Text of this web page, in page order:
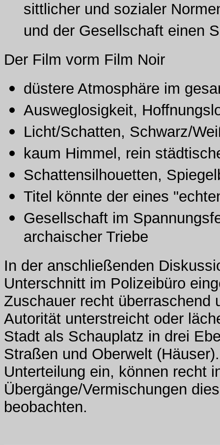
sittlicher und sozialer
und der Gesellschaft einen
Der Film vorm Film Noir
düstere Atmosphäre im
Ausweglosigkeit,
Licht/Schatten, Schwarz/
kaum Himmel, rein
Schattensilhouetten,
Titel könnte der eines
Gesellschaft im
archaischer Triebe
In der anschließenden
Unterschnitt im Polizeibüro
Zuschauer recht
Autorität unterstreicht oder
Stadt als Schauplatz in drei
Straßen und Oberwelt
Unterteilung ein, können recht
Übergänge/Vermischungen
beobachten.